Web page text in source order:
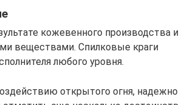
кожевенного производства и
веществами. Спилковые краги
любого уровня.
открытого огня, надежно